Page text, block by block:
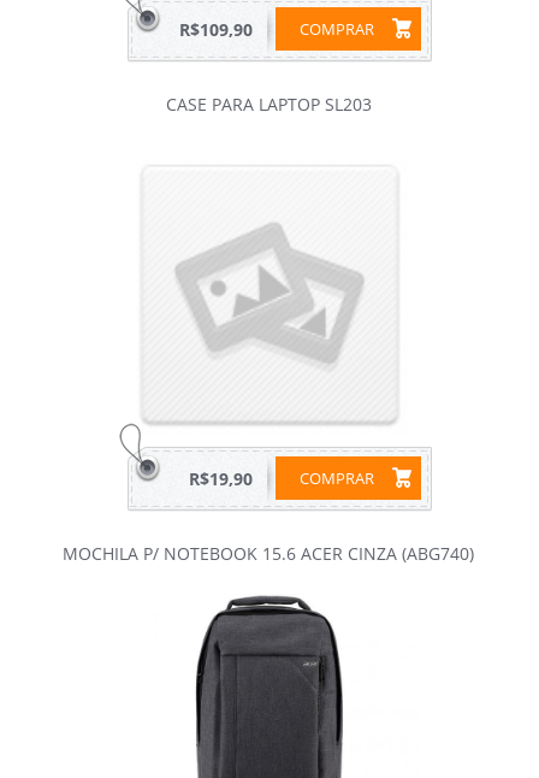
COMPRAR
R$109,90
CASE PARA LAPTOP SL203
COMPRAR
R$19,90
MOCHILA P/ NOTEBOOK 15.6 ACER CINZA (ABG740)